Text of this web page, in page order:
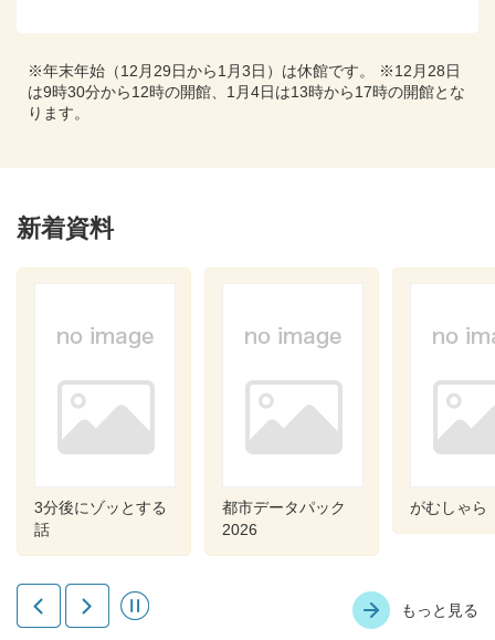
※年末年始（12月29日から1月3日）は休館です。 ※12月28日
は9時30分から12時の開館、1月4日は13時から17時の開館とな
ります。
新着資料
とする
都市データパック
がむしゃら
もっと見る